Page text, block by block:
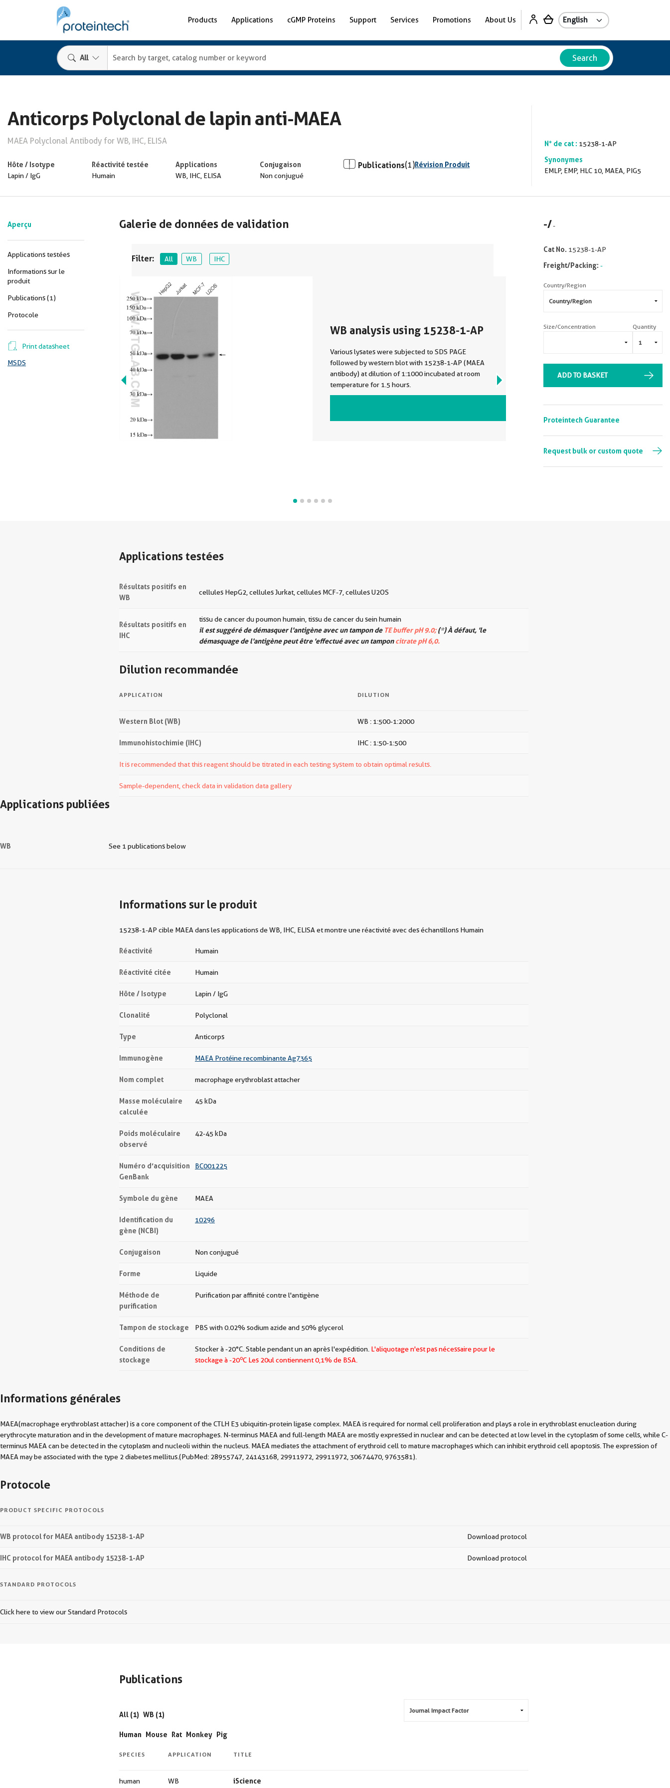
Products Applications cGMP Proteins Support Services Promotions About Us
All Search
Anticorps Polyclonal de lapin anti-MAEA
MAEA Polyclonal Antibody for WB, IHC, ELISA
Hôte / Isotype
Lapin / IgG
Réactivité testée
Humain
Applications
WB, IHC, ELISA
Conjugaison
Non conjugué
Publications(1)Révision Produit
N° de cat : 15238-1-AP
Synonymes
EMLP, EMP, HLC 10, MAEA, PIG5
Aperçu
Applications testées
Informations sur le
produit
Publications (1)
Protocole
Print datasheet
MSDS
Galerie de données de validation
Filter: All WB IHC
WB analysis using 15238-1-AP
Various lysates were subjected to SDS PAGE
followed by western blot with 15238-1-AP (MAEA
antibody) at dilution of 1:1000 incubated at room
temperature for 1.5 hours.
VIEW ALL IMAGES (6)
-/-
Cat No. 15238-1-AP
Freight/Packing: -
Country/Region
Size/Concentration Quantity
ADD TO BASKET
Proteintech Guarantee
Request bulk or custom quote
Applications testées
Résultats positifs en
WB
cellules HepG2, cellules Jurkat, cellules MCF-7, cellules U2OS
Résultats positifs en
IHC
tissu de cancer du poumon humain, tissu de cancer du sein humain
il est suggéré de démasquer l'antigène avec un tampon de TE buffer pH 9.0;(*) À défaut, 'le
démasquage de l'antigène peut être 'effectué avec un tamponcitrate pH 6,0.
Dilution recommandée
APPLICATION DILUTION
Western Blot (WB) WB : 1:500-1:2000
Immunohistochimie (IHC) IHC : 1:50-1:500
It is recommended that this reagent should be titrated in each testing system to obtain optimal results.
Sample-dependent, check data in validation data gallery
Applications publiées
WB See 1 publications below
Informations sur le produit
15238-1-AP cible MAEA dans les applications de WB, IHC, ELISA et montre une réactivité avec des échantillons Humain
Réactivité Humain
Réactivité citée Humain
Hôte / Isotype Lapin / IgG
Clonalité Polyclonal
Type Anticorps
Immunogène MAEA Protéine recombinante Ag7365
Nom complet macrophage erythroblast attacher
Masse moléculaire
calculée
45 kDa
Poids moléculaire
observé
42-45 kDa
Numéro d’acquisition
GenBank
BC001225
Symbole du gène MAEA
Identification du
gène (NCBI)
10296
Conjugaison Non conjugué
Forme Liquide
Méthode de
purification
Purification par affinité contre l'antigène
Tampon de stockage PBS with 0.02% sodium azide and 50% glycerol
Conditions de
stockage
Stocker à -20°C. Stable pendant un an après l'expédition. L'aliquotage n'est pas nécessaire pour le
stockage à -20oC Les 20ul contiennent 0,1% de BSA.
Informations générales
MAEA(macrophage erythroblast attacher) is a core component of the CTLH E3 ubiquitin-protein ligase complex. MAEA is required for normal cell proliferation and plays a role in erythroblast enucleation during
erythrocyte maturation and in the development of mature macrophages. N-terminus MAEA and full-length MAEA are mostly expressed in nuclear and can be detected at low level in the cytoplasm of some cells, while C-
terminus MAEA can be detected in the cytoplasm and nucleoli within the nucleus. MAEA mediates the attachment of erythroid cell to mature macrophages which can inhibit erythroid cell apoptosis. The expression of
MAEA may be associated with the type 2 diabetes mellitus.(PubMed: 28955747, 24143168, 29911972, 29911972, 30674470, 9763581).
Protocole
PRODUCT SPECIFIC PROTOCOLS
WB protocol for MAEA antibody 15238-1-AP Download protocol
IHC protocol for MAEA antibody 15238-1-AP Download protocol
STANDARD PROTOCOLS
Click here to view our Standard Protocols
Publications
All (1) WB (1)
Human Mouse Rat Monkey Pig
SPECIES APPLICATION TITLE
human WB iScience